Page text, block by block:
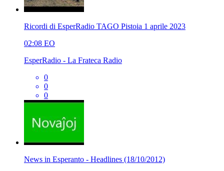
Ricordi di EsperRadio TAGO Pistoia 1 aprile 2023
02:08 EO
EsperRadio - La Frateca Radio
0
0
0
News in Esperanto - Headlines (18/10/2012)